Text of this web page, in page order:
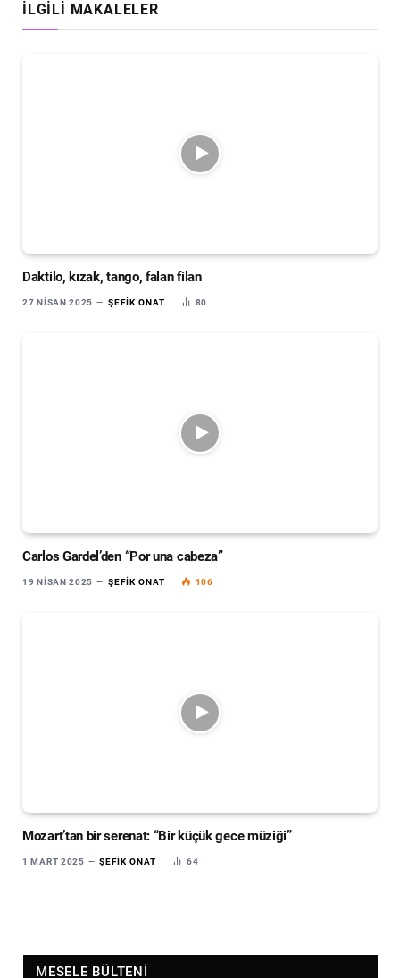
İLGILI MAKALELER
Daktilo, kızak, tango, falan filan
27 NISAN 2025 ŞEFIK ONAT 80
Carlos Gardel’den “Por una cabeza”
19 NISAN 2025 ŞEFIK ONAT 106
Mozart’tan bir serenat: “Bir küçük gece müziği”
1 MART 2025 ŞEFIK ONAT 64
MESELE BÜLTENI